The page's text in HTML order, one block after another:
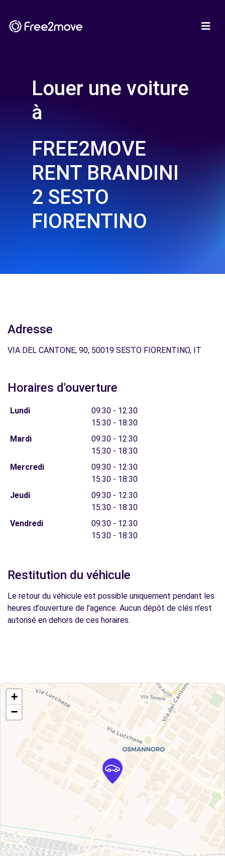
Louer une voiture
à
FREE2MOVE
RENT BRANDINI
2 SESTO
FIORENTINO
Adresse
VIA DEL CANTONE, 90, 50019 SESTO FIORENTINO, IT
Horaires d'ouverture
Lundi
09:30 - 12:30
15:30 - 18:30
Mardi
09:30 - 12:30
15:30 - 18:30
Mercredi
09:30 - 12:30
15:30 - 18:30
Jeudi
09:30 - 12:30
15:30 - 18:30
Vendredi
09:30 - 12:30
15:30 - 18:30
Restitution du véhicule
Le retour du véhicule est possible uniquement pendant les
heures d'ouverture de l'agence. Aucun dépôt de clés n'est
autorisé en dehors de ces horaires.
+
−